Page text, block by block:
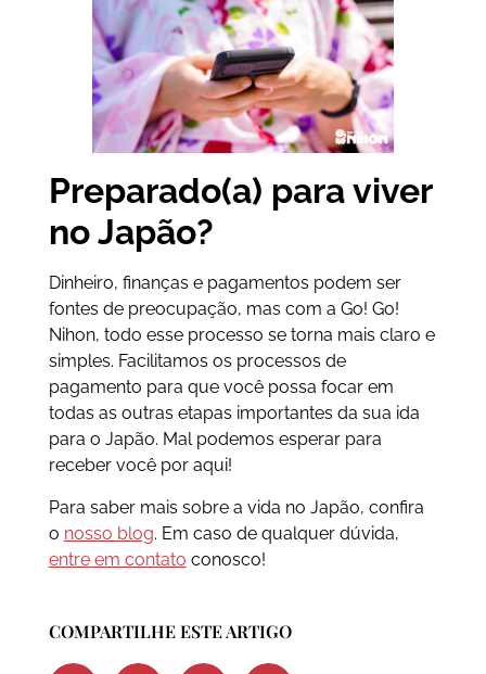
Preparado(a) para viver
no Japão?
Dinheiro, finanças e pagamentos podem ser
fontes de preocupação, mas com a Go! Go!
Nihon, todo esse processo se torna mais claro e
simples. Facilitamos os processos de
pagamento para que você possa focar em
todas as outras etapas importantes da sua ida
para o Japão. Mal podemos esperar para
receber você por aqui!
Para saber mais sobre a vida no Japão, confira
o nosso blog. Em caso de qualquer dúvida,
entre em contato conosco!
COMPARTILHE ESTE ARTIGO